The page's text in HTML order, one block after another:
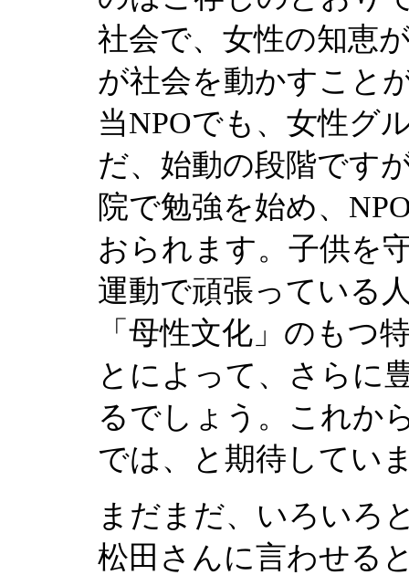
社会で、女性の知恵
が社会を動かすこと
当NPOでも、女性グ
だ、始動の段階です
院で勉強を始め、
おられます。子供を
運動で頑張っている
「母性文化」のもつ
とによって、さらに
るでしょう。これか
では、と期待してい
まだまだ、いろいろ
松田さんに言わせる